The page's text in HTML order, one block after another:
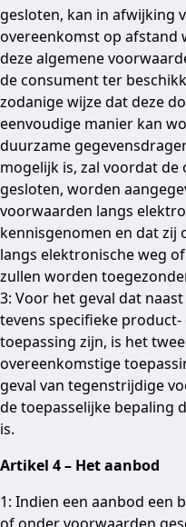
gesloten, kan in afwijking
overeenkomst op afstand
deze algemene
de consument ter
zodanige wijze dat deze
eenvoudige manier kan
duurzame
mogelijk is, zal voordat
gesloten, worden
voorwaarden langs
kennisgenomen en dat zij
langs elektronische weg
zullen worden
3: Voor het geval dat
tevens specifieke
toepassing zijn, is het
overeenkomstige
geval van tegenstrijdige
de toepasselijke bepaling
is.
Artikel 4 – Het aanbod
1: Indien een aanbod een